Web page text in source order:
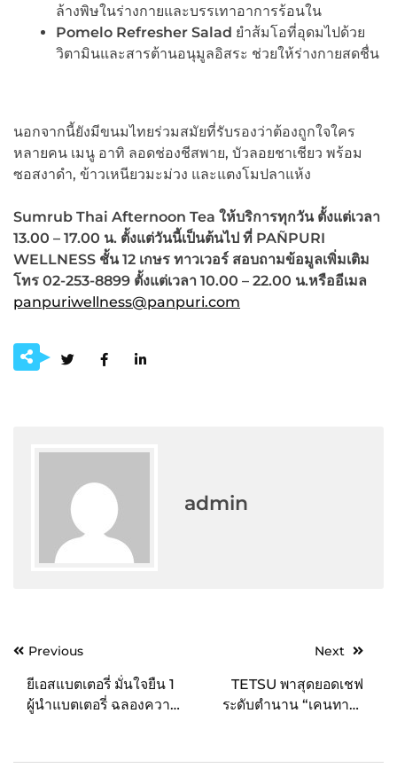
ล้างพิษในร่างกายและบรรเทาอาการร้อนใน
Pomelo Refresher Salad ยำส้มโอที่อุดมไปด้วย
วิตามินและสารต้านอนุมูลอิสระ ช่วยให้ร่างกายสดชื่น
นอกจากนี้ยังมีขนมไทยร่วมสมัยที่รับรองว่าต้องถูกใจใคร
หลายคน เมนู อาทิ ลอดช่องชีสพาย, บัวลอยชาเชียว พร้อม
ซอสงาดำ, ข้าวเหนียวมะม่วง และแตงโมปลาแห้ง
Sumrub Thai Afternoon Tea ให้บริการทุกวัน ตั้งแต่เวลา
13.00 – 17.00 น. ตั้งแต่วันนี้เป็นต้นไป ที่ PAÑPURI
WELLNESS ชั้น12 เกษร ทาวเวอร์ สอบถามข้อมูลเพิ่มเติม
โทร 02-253-8899 ตั้งแต่เวลา 10.00 – 22.00 น.หรืออีเมล
panpuriwellness@panpuri.com
admin
PostPrevious
ยีเอสแบตเตอรี่ มั่นใจยืน 1
ผู้นำแบตเตอรี่ ฉลองความ
PARTY 2022”
Next
TETSU พาสุดยอดเชฟ
ระดับตำนาน “เคนทาโร่
ฟอีกครั้ง! กับคอร์สโอมากา